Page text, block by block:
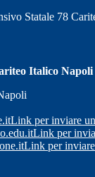
Statale 78
Italico Napoli
Link per inviare
Link per
Link per